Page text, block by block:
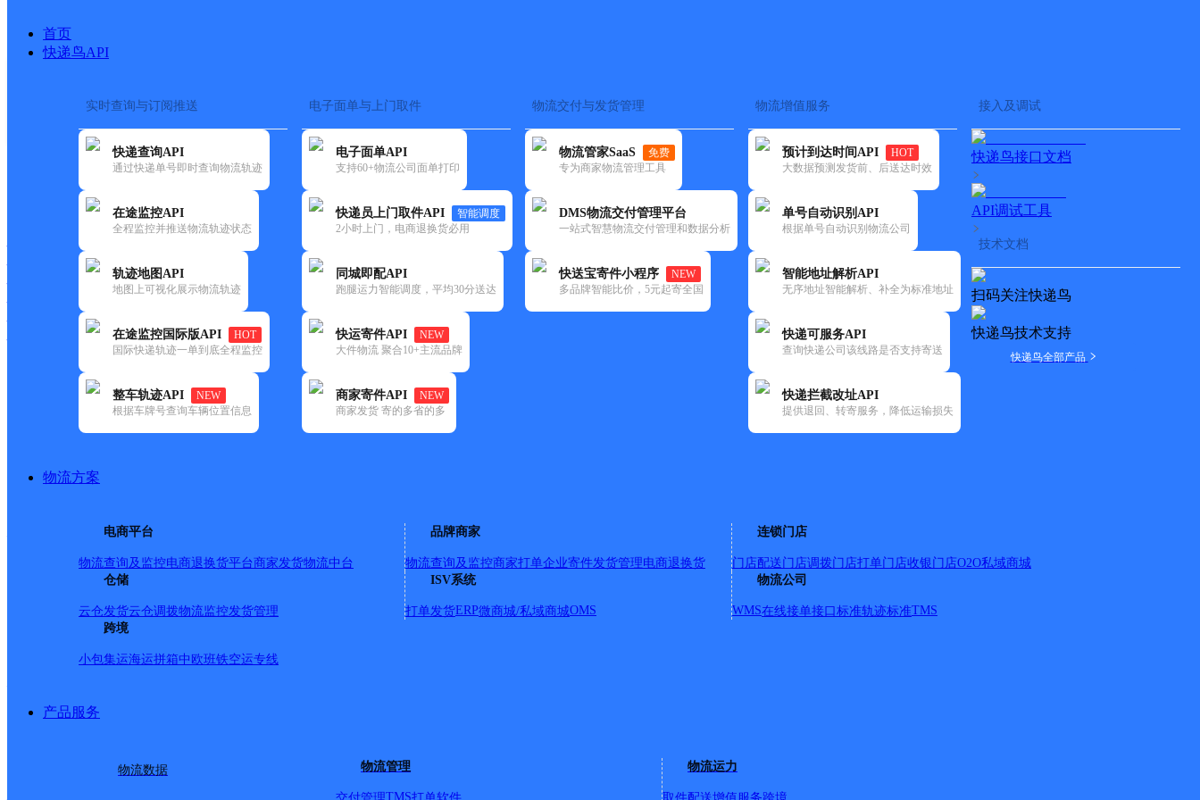
首页
快递鸟API
实时查询与订阅推送
快递查询API
通过快递单号即时查询物流轨迹
在途监控API
全程监控并推送物流轨迹状态
轨迹地图API
地图上可视化展示物流轨迹
在途监控国际版API
HOT
国际快递轨迹一单到底全程监控
整车轨迹API
NEW
根据车牌号查询车辆位置信息
电子面单与上门取件
电子面单API
支持60+物流公司面单打印
快递员上门取件API
智能调度
2小时上门，电商退换货必用
同城即配API
跑腿运力智能调度，平均30分送达
快运寄件API
NEW
大件物流 聚合10+主流品牌
商家寄件API
NEW
商家发货 寄的多省的多
物流交付与发货管理
物流管家SaaS
免费
专为商家物流管理工具
DMS物流交付管理平台
一站式智慧物流交付管理和数据分析
快送宝寄件小程序
NEW
多品牌智能比价，5元起寄全国
物流增值服务
预计到达时间API
HOT
大数据预测发货前、后送达时效
单号自动识别API
根据单号自动识别物流公司
智能地址解析API
无序地址智能解析、补全为标准地址
快递可服务API
查询快递公司该线路是否支持寄送
快递拦截改址API
提供退回、转寄服务，降低运输损失
接入及调试
快递鸟接口文档
API调试工具
技术文档
扫码关注快递鸟
快递鸟技术支持
快递鸟全部产品
物流方案
电商平台
物流查询及监控电商退换货平台商家发货物流中台
品牌商家
物流查询及监控商家打单企业寄件发货管理电商退换货
连锁门店
门店配送门店调拨门店打单门店收银门店O2O私域商城
仓储
云仓发货云仓调拨物流监控发货管理
ISV系统
打单发货ERP微商城/私域商城OMS
物流公司
WMS在线接单接口标准轨迹标准TMS
跨境
小包集运海运拼箱中欧班铁空运专线
产品服务
物流数据 物流管理
TMS
物流运力
快递大全 > 快递网点
快递大全 快运大全
NEW
城市：梧州市 ✕ 快递：中通快递 ✕
清空已选
地区:
不限 岑溪市(1)
更多号码地址：钱鉴路61号3区1号
派送范围:万秀区：新兴一，西环路、蝶山一/二路、文澜路、西堤一路、工厂一/二路、新华路、龙骨路、下冲路、龙山大道、鸡爪山、步埠路、大学路、鸳江路、上/下三云路、东山路、富民
一/二/三路、梧州学院校区、莲花山片区（工业区）、工业大道、桂江一/二路、建设路、东正路、南环路、大/小南路、南堤路、五坊路、四坊路、和平路、九坊路、北环路、桂北路、中山
路、民主路、阜民路、大东上/下路、地委大院、桂林路、白云路、石鼓路、西江一/二/三/四路、钱鉴片区（五里仓之前派送）、塘源工业片区（76号门牌前派送）。 长洲区：新闻路宝石加
中通快递 更多号码
路、津南路、新州路、三元路、藤小路、金川路、挂榜路、同乐街、金桃街、藤州大道）。 塘步镇。
详情